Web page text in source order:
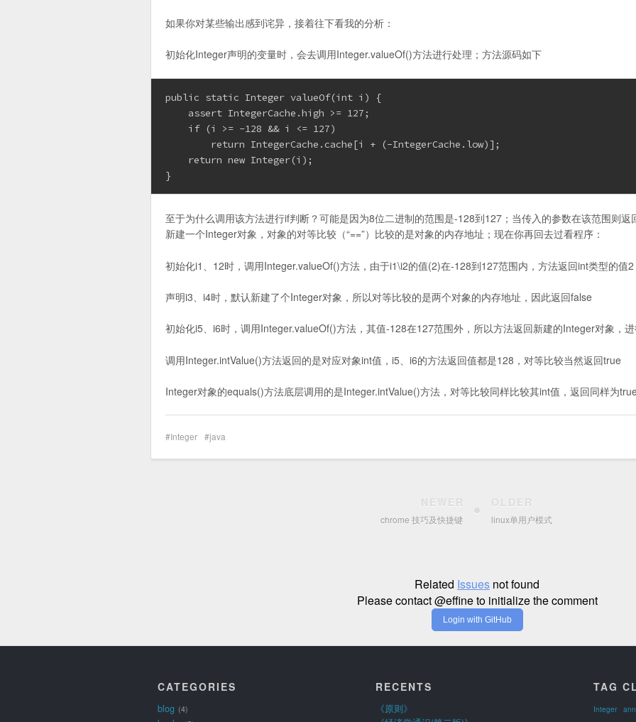
如果你对某些输出感到诧异，接着往下看我的分析：
初始化Integer声明的变量时，会去调用Integer.valueOf()方法进行处理；方法源码如下
public static Integer valueOf(int i) {
    assert IntegerCache.high >= 127;
    if (i >= -128 && i <= 127)
        return IntegerCache.cache[i + (-IntegerCache.low)];
    return new Integer(i);
至于为什么调用该方法进行if判断？可能是因为8位二进制的范围是-128到127；当传入的参数在该范围则
新建一个Integer对象，对象的对等比较（“==”）比较的是对象的内存地址；现在你再回去过看程序：
初始化i1、12时，调用Integer.valueOf()方法，由于i1\i2的值(2)在-128到127范围内，方法返回int类型的值
声明i3、i4时，默认新建了个Integer对象，所以对等比较的是两个对象的内存地址，因此返回false
初始化i5、i6时，调用Integer.valueOf()方法，其值-128在127范围外，所以方法返回新建的Integer对象，
调用Integer.intValue()方法返回的是对应对象int值，i5、i6的方法返回值都是128，对等比较当然返回true
Integer对象的equals()方法底层调用的是Integer.intValue()方法，对等比较同样比较其int值，返回同样为
Integer java
NEWER
chrome 技巧及快捷键
OLDER
linux单用户模式
Related Issues not found
Please contact @effine to initialize the comment
Login with GitHub
CATEGORIES
blog 4
RECENTS
《原则》
TAG
Integer